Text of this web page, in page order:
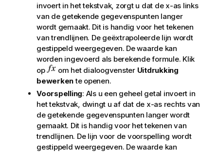
invoert in het tekstvak, zorgt u dat de x-as links
van de getekende gegevenspunten langer
wordt gemaakt. Dit is handig voor het tekenen
van trendlijnen. De geëxtrapoleerde lijn wordt
gestippeld weergegeven. De waarde kan
worden ingevoerd als berekende formule. Klik
op
om het dialoogvenster Uitdrukking
bewerkente openen.
Voorspelling: Als u een geheel getal invoert in
het tekstvak, dwingt u af dat de x-as rechts van
de getekende gegevenspunten langer wordt
gemaakt. Dit is handig voor het tekenen van
trendlijnen. De lijn voor de voorspelling wordt
gestippeld weergegeven. De waarde kan